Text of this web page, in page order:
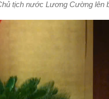
tịch nước Lương Cường lên